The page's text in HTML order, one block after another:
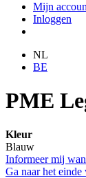
Mijn
Inloggen
NL
BE
PME
Kleur
Blauw
Informeer mij
Ga naar het